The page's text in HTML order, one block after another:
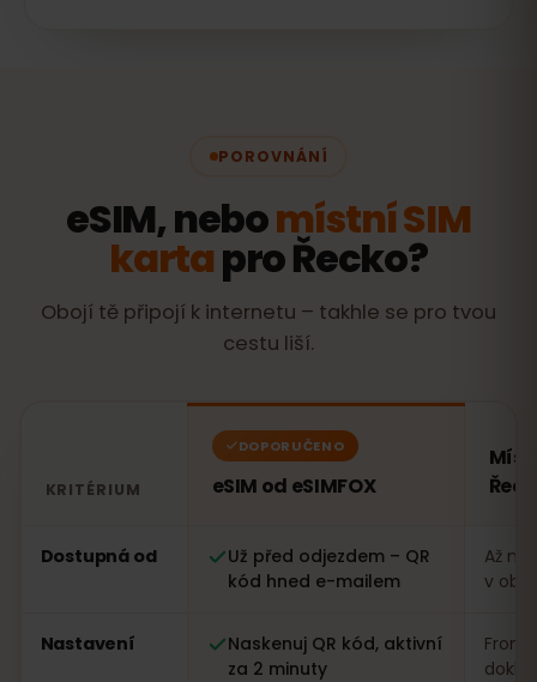
POROVNÁNÍ
eSIM, nebomístní SIM
kartapro Řecko?
Obojí tě připojí k internetu – takhle se pro tvou
cestu liší.
KRITÉRIUM
DOPORUČENO
eSIM od eSIMFOX
Dostupná od
Už před odjezdem – QR
kód hned e-mailem
Až
v
Nastavení
Naskenuj QR kód, aktivní
za 2 minuty